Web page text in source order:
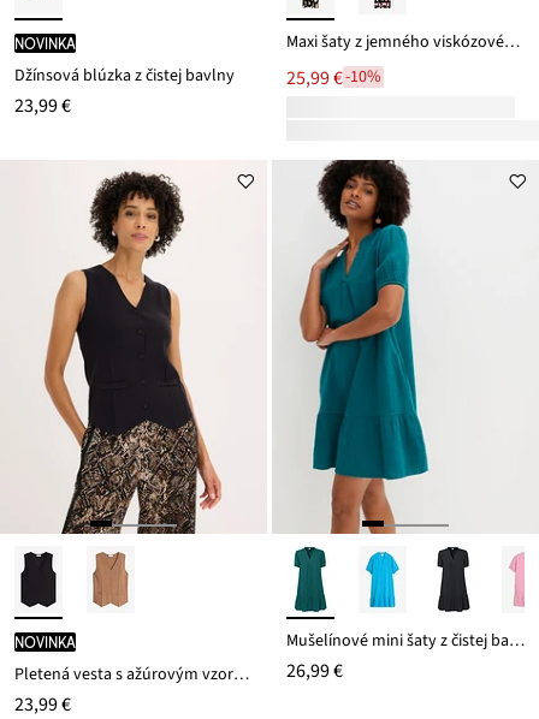
novinka
Džínsová blúzka z čistej bavlny
23,99 €
Maxi šaty z jemného viskózovéhu mixu
25,99 €-10%
novinka
Pletená vesta s ažúrovým vzorom na chrbáte
23,99 €
Mušelínové mini šaty z čistej bavlny
26,99 €